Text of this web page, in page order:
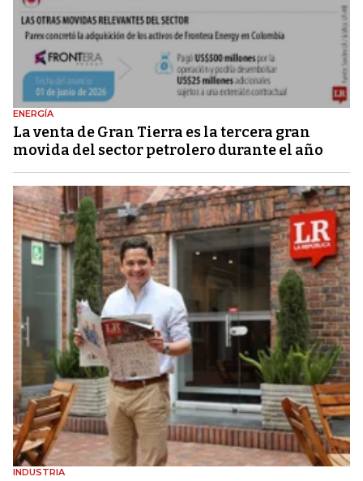
ENERGÍA
La venta de Gran Tierra es la tercera gran
movida del sector petrolero durante el año
INDUSTRIA